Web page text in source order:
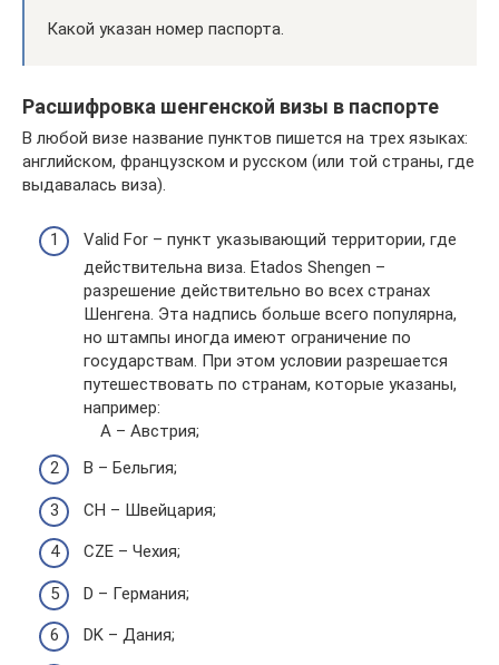
Какой указан номер паспорта.
Расшифровка шенгенской визы в паспорте
В любой визе название пунктов пишется на трех языках:
английском, французском и русском (или той страны, где
выдавалась виза).
Valid For – пункт указывающий территории, где
действительна виза. Etados Shengen –
разрешение действительно во всех странах
Шенгена. Эта надпись больше всего популярна,
но штампы иногда имеют ограничение по
государствам. При этом условии разрешается
путешествовать по странам, которые указаны,
например:
A – Австрия;
B – Бельгия;
CH – Швейцария;
CZE – Чехия;
D – Германия;
DK – Дания;